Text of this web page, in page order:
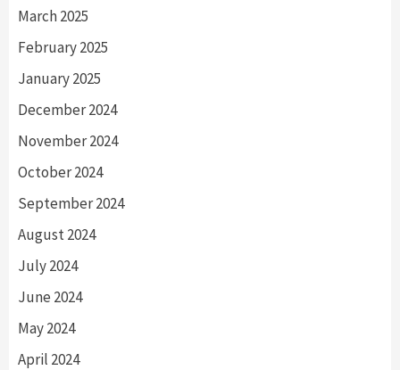
March 2025
February 2025
January 2025
December 2024
November 2024
October 2024
September 2024
August 2024
July 2024
June 2024
May 2024
April 2024